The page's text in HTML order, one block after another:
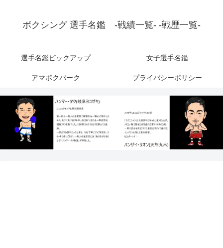
ボクシング 選手名鑑 -戦績一覧- -戦歴一覧-
選手名鑑ピックアップ 女子選手名鑑
アマボクパーク プライバシーポリシー